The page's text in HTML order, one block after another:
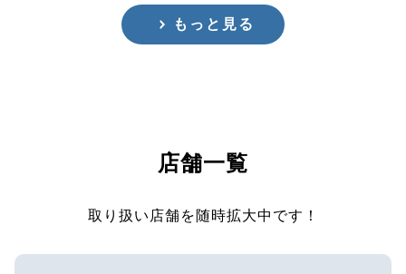
もっと見る
店舗一覧
取り扱い店舗を随時拡大中です！